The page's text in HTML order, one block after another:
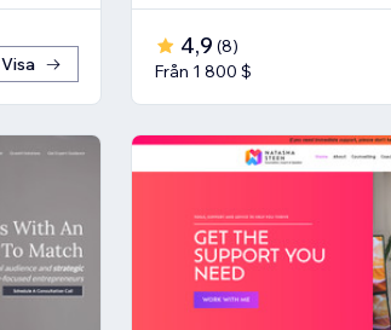
Visa
4,9 (8)
Från 1 800 $